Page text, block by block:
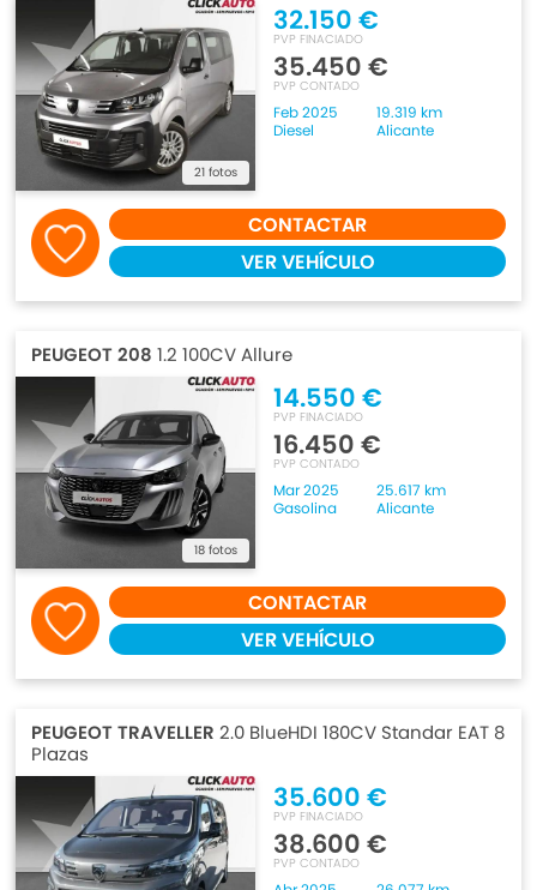
21 fotos
32.150 €
PVP FINACIADO
35.450 €
PVP CONTADO
Feb 2025
19.319 km
Diesel
Alicante
CONTACTAR
VER VEHÍCULO
PEUGEOT 208 1.2 100CV Allure
18 fotos
14.550 €
PVP FINACIADO
16.450 €
PVP CONTADO
Mar 2025
25.617 km
Gasolina
Alicante
CONTACTAR
VER VEHÍCULO
PEUGEOT TRAVELLER 2.0 BlueHDI 180CV Standar EAT 8
Plazas
35.600 €
PVP FINACIADO
38.600 €
PVP CONTADO